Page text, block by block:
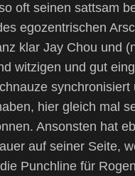
oft seinen sattsam
egozentrischen
klar Jay Chou und
witzigen und gut
hier gleich mal
Ansonsten hat
auf seiner Seite,
Punchline für